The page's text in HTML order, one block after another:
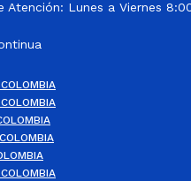
Atención: Lunes a Viernes